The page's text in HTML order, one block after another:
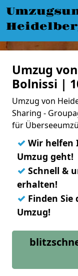
Umzug
Bolnissi |
Umzug von
Sharing -
für
✓ Wir helfen
Umzug geht!
✓ Schnell &
erhalten!
✓ Finden
Umzug!